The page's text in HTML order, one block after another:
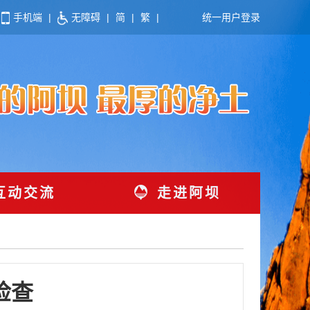
手机端 | 无障碍 | 简 | 繁 | 统一用户登录
交流 走进阿坝
查